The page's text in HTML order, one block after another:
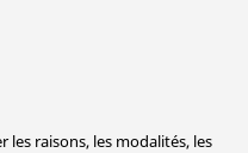
les raisons, les modalités, les